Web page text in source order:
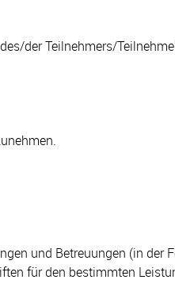
der Teilnehmers/
und Betreuungen (in der
für den bestimmten